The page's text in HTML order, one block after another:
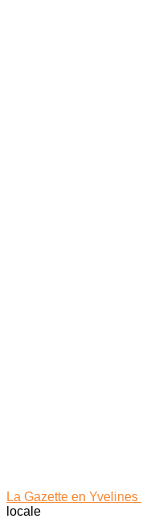
La Gazette en Yvelines
locale